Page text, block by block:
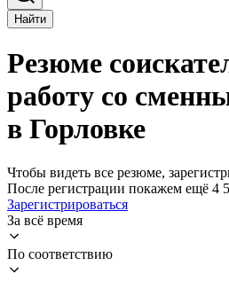
Найти
Резюме
работу со
в Горловке
Чтобы видеть все резюме,
После регистрации покажем ещё 4
Зарегистрироваться
За всё время
По соответствию